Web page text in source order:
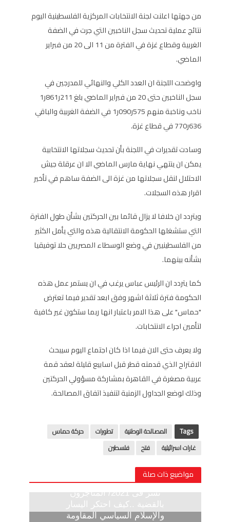
من جهتها اعلنت لجنة الانتخابات المركزية الفلسطينية اليوم
نتائج عملية تحديث سجل الناخبين التي جرت في الضفة
الغربية وقطاع غزة في الفترة من 11 الى 20 من فبراير
الماضي.
واوضحت اللجنة ان العدد الكلي والنهائي للمدرجين في
سجل الناخبين حتى 20 من فبراير الماضي بلغ 211ر861ر1
ناخب وناخبة منهم 575ر090ر1 في الضفة الغربية والباقي
636ر770 في قطاع غزة.
وسادت تقديرات في اللجنة بأن تحديث سجلاتها الانتخابية
يمكن ان ينتهي نهاية مارس الماضي الا ان عرقلة جيش
الاحتلال لنقل سجلاتها من غزة الى الضفة ساهم في تأخير
اقرار هذه السجلات.
ويتردد ان خلافا لا يزال قائما بين الحركتين بشأن طول الفترة
التي ستشغلها الحكومة الانتقالية هذه والتي يأمل الكثير
من الفلسطينيين في وضع الوسطاء المصريين حلا توفيقيا
بشأنه بينهما.
كما يتردد ان الرئيس عباس يرغب في ان يستمر عمل هذه
الحكومة فترة ثلاثة اشهر وفق ابعد تقدير فيما تعترض
"حماس" على هذا الامر باعتبار انها ربما ستكون غير كافية
لتأمين اجراء الانتخابات.
ولا يعرف حتى الان فيما اذا كان اجتماع اليوم سيبحث
الاقتراح الذي قدمته قطر قبل اسابيع قليلة لعقد قمة
عربية مصغرة في القاهرة بمشاركة مسؤولي الحركتين
وذلك لوضع الجداول الزمنية لتنفيذ اتفاق المصالحة.
Tags المصالحة الوطنية تطورات
حركة حماس
غارات اسرائيلية
فتح فلسطين
مواضيع ذات صلة
نشر فى 2021/ المتاجرون
بالقضية ..كيف احتكر اليسار
والإسلام السياسي المقاومة